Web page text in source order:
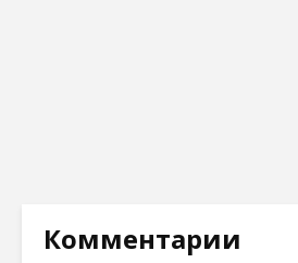
Комментарии